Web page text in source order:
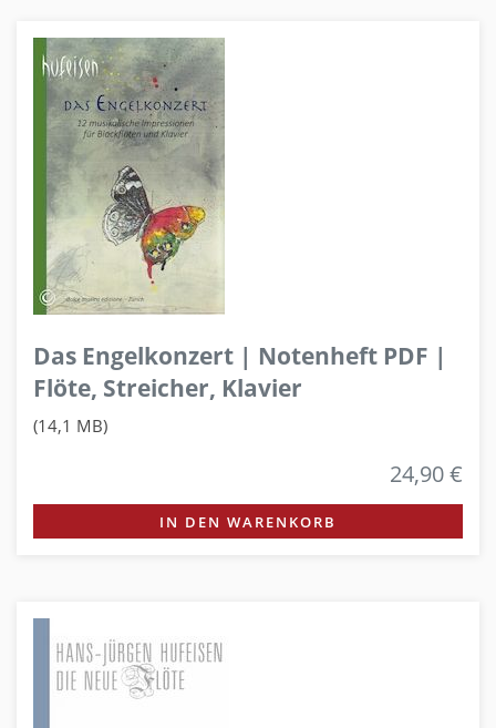
Das Engelkonzert | Notenheft PDF |
Flöte, Streicher, Klavier
(14,1 MB)
24,90 €
IN DEN WARENKORB